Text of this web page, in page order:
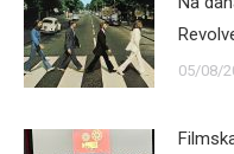
05/08/